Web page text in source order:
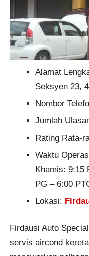
Alamat
Seksyen 23,
Nombor
Jumlah
Rating Rata-
Waktu
Khamis: 9:15
PG – 6:00
Lokasi:
Firdausi Auto
servis aircond